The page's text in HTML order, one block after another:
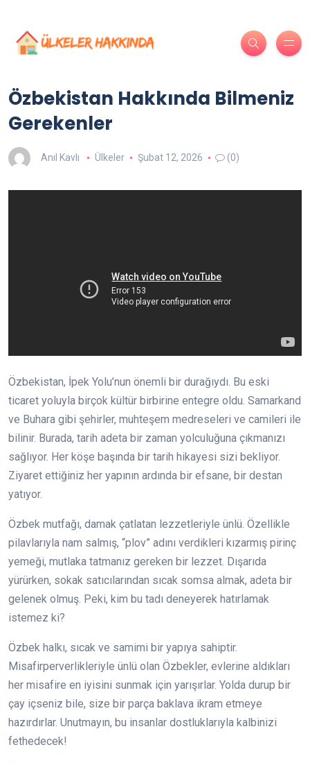
Özbekistan Hakkında Bilmeniz
Gerekenler
Anıl Kavlı Ülkeler Şubat 12, 2026 (0)
Özbekistan, İpek Yolu’nun önemli bir durağıydı. Bu eski
ticaret yoluyla birçok kültür birbirine entegre oldu. Samarkand
ve Buhara gibi şehirler, muhteşem medreseleri ve camileri ile
bilinir. Burada, tarih adeta bir zaman yolculuğuna çıkmanızı
sağlıyor. Her köşe başında bir tarih hikayesi sizi bekliyor.
Ziyaret ettiğiniz her yapının ardında bir efsane, bir destan
yatıyor.
Özbek mutfağı, damak çatlatan lezzetleriyle ünlü. Özellikle
pilavlarıyla nam salmış, “plov” adını verdikleri kızarmış pirinç
yemeği, mutlaka tatmanız gereken bir lezzet. Dışarıda
yürürken, sokak satıcılarından sıcak somsa almak, adeta bir
gelenek olmuş. Peki, kim bu tadı deneyerek hatırlamak
istemez ki?
Özbek halkı, sıcak ve samimi bir yapıya sahiptir.
Misafirperverlikleriyle ünlü olan Özbekler, evlerine aldıkları
her misafire en iyisini sunmak için yarışırlar. Yolda durup bir
çay içseniz bile, size bir parça baklava ikram etmeye
hazırdırlar. Unutmayın, bu insanlar dostluklarıyla kalbinizi
fethedecek!